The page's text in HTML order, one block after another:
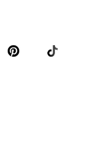
drabužiai